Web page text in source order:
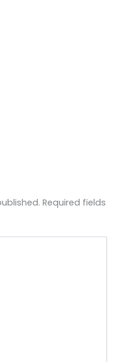
Required fields